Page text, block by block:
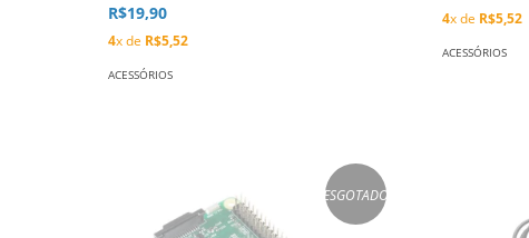
R$19,90
4x de R$5,52
ACESSÓRIOS
4x de R$5,52
ACESSÓRIOS
ESGOTADO